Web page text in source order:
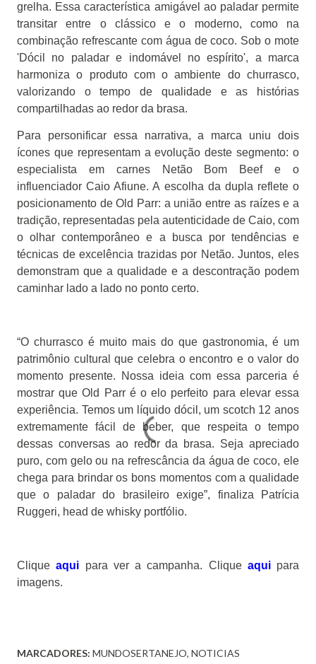
grelha. Essa característica amigável ao paladar permite
transitar entre o clássico e o moderno, como na
combinação refrescante com água de coco. Sob o mote
'Dócil no paladar e indomável no espírito', a marca
harmoniza o produto com o ambiente do churrasco,
valorizando o tempo de qualidade e as histórias
compartilhadas ao redor da brasa.
Para personificar essa narrativa, a marca uniu dois
ícones que representam a evolução deste segmento: o
especialista em carnes Netão Bom Beef e o
influenciador Caio Afiune. A escolha da dupla reflete o
posicionamento de Old Parr: a união entre as raízes e a
tradição, representadas pela autenticidade de Caio, com
o olhar contemporâneo e a busca por tendências e
técnicas de excelência trazidas por Netão. Juntos, eles
demonstram que a qualidade e a descontração podem
caminhar lado a lado no ponto certo.
“O churrasco é muito mais do que gastronomia, é um
patrimônio cultural que celebra o encontro e o valor do
momento presente. Nossa ideia com essa parceria é
mostrar que Old Parr é o elo perfeito para elevar essa
experiência. Temos um líquido dócil, um scotch 12 anos
extremamente fácil de beber, que respeita o tempo
dessas conversas ao redor da brasa. Seja apreciado
puro, com gelo ou na refrescância da água de coco, ele
chega para brindar os bons momentos com a qualidade
que o paladar do brasileiro exige”, finaliza
Patrícia
Ruggeri, head de whisky portfólio.
Cliqueaqui para ver a campanha. Clique aqui para
imagens.
MARCADORES: MUNDOSERTANEJO NOTICIAS